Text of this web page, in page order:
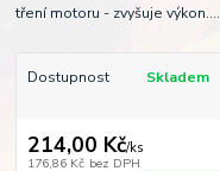
tření motoru - zvyšuje výkon....
Dostupnost Skladem
214,00 Kč/ks
176,86 Kč bez DPH